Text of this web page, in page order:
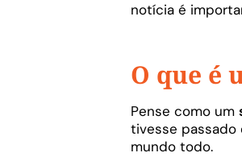
notícia é
O que é
Pense como um
tivesse passado
mundo todo.